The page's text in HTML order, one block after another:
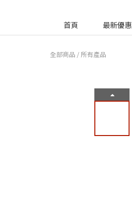
首頁 最新優惠
全部商品 / 所有產品